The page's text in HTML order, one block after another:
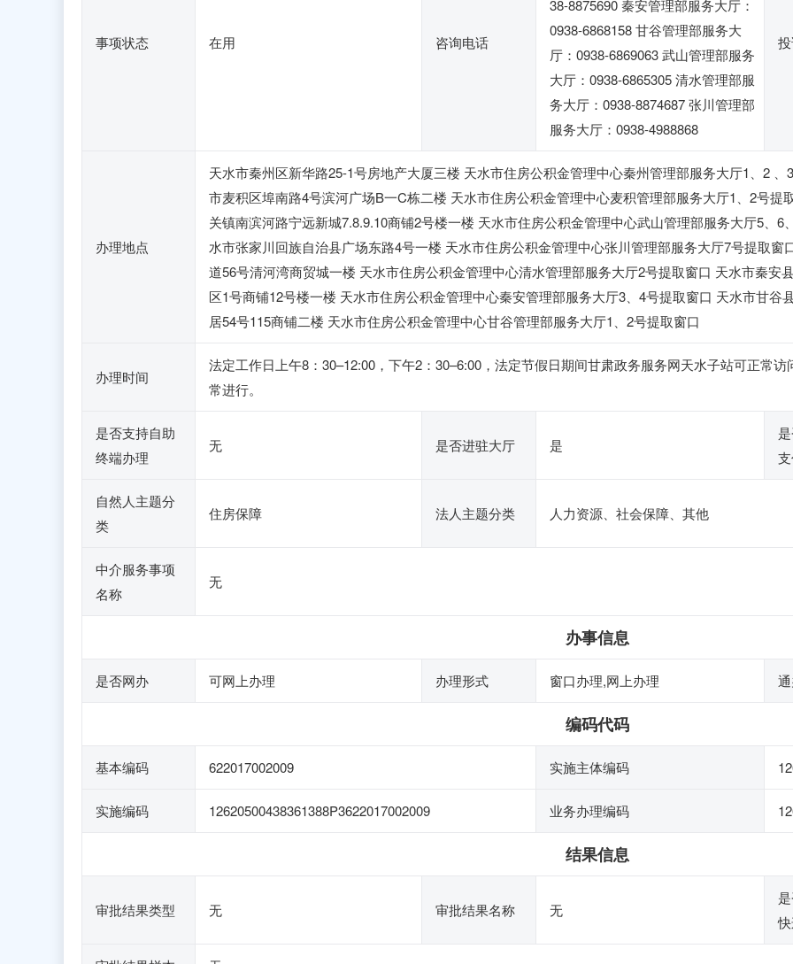
事项状态 在用 咨询电话
38-8875690 秦安管理部服务大厅：
0938-6868158 甘谷管理部服务大
厅：0938-6869063 武山管理部服务
大厅：0938-6865305 清水管理部服
务大厅：0938-8874687 张川管理部
服务大厅：0938-4988868
办理地点
天水市秦州区新华路25-1号房地产大厦三楼 天水市住房公积金管理中心秦州管理部服务大厅1、2 、
市麦积区埠南路4号滨河广场B一C栋二楼 天水市住房公积金管理中心麦积管理部服务大厅1、2号提
关镇南滨河路宁远新城7.8.9.10商铺2号楼一楼 天水市住房公积金管理中心武山管理部服务大厅5、6
水市张家川回族自治县广场东路4号一楼 天水市住房公积金管理中心张川管理部服务大厅7号提取窗
道56号清河湾商贸城一楼 天水市住房公积金管理中心清水管理部服务大厅2号提取窗口 天水市秦安
区1号商铺12号楼一楼 天水市住房公积金管理中心秦安管理部服务大厅3、4号提取窗口 天水市甘谷
居54号115商铺二楼 天水市住房公积金管理中心甘谷管理部服务大厅1、2号提取窗口
办理时间
法定工作日上午8：30–12:00，下午2：30–6:00，法定节假日期间甘肃政务服务网天水子站可正常
常进行。
是否支持自助
终端办理
无 是否进驻大厅 是
自然人主题分
类
住房保障 法人主题分类 人力资源、社会保障、其他
中介服务事项
名称
无
办事信息
是否网办 可网上办理 办理形式 窗口办理,网上办理
编码代码
基本编码 622017002009 实施主体编码
实施编码 12620500438361388P3622017002009 业务办理编码
结果信息
审批结果类型 无 审批结果名称 无